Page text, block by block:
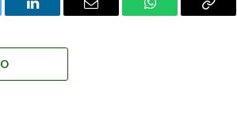
LinkedIn Email WhatsAppCopy